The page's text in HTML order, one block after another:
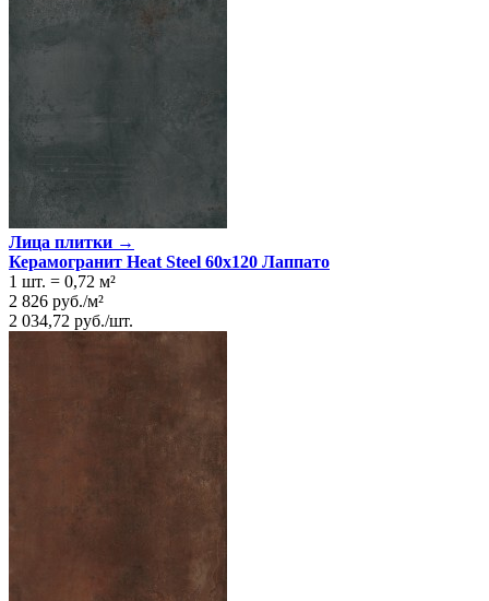
Лица плитки →
Керамогранит Heat Steel 60x120 Лаппато
1 шт. = 0,72 м²
2 826 руб./м²
2 034,72 руб./шт.